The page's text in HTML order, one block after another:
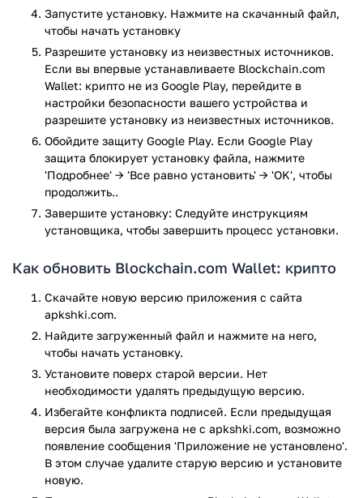
Также создатели приложения предлагают пользователю
удобный интерфейс и множество функций. Например,
можно мгновенно отправить биткоины или эфириумы в
любое место, так что не придется ждать несколько минут
или часов, чтобы отослать криптовалюту. При этом в
программе установлена понятная и легкая система
платежных запросов. Можно получить нужную
информацию в любое время. Разработчики предоставили
возможность обработки платежей, можно ими управлять и
просматривать статистику проведенных транзакций.
Приложение абсолютно бесплатное и работает с
мобильными девайсами на базе андроид, его можно найти
и скачать в общем доступе, не беспокоясь о внесении
Blockchain Wallet дает доступ к крупным рынкам по обмену
и покупке криптовалюты. Есть возможность проводить
нужные операции по покупке – продаже биткоинов в
несколько касаний, что облегчает использование
программы. Помимо этого, пользователь может обменивать
одну криптовалюту на другую. Например, перевести из
биткоина на эфириум, это будет полезно тем, кто часто
основной платежной системы. Программа показывает
актуальную информационную сводку о курсе цифровой
валюты, которая обновляется каждый день.
Дополнительные характеристики
Запустите установку. Нажмите на скачанный файл,
чтобы начать установку
Разрешите установку из неизвестных источников.
Если вы впервые устанавливаете Blockchain.com
Wallet: крипто не из Google Play, перейдите в
настройки безопасности вашего устройства и
разрешите установку из неизвестных источников.
Обойдите защиту Google Play. Если Google Play
защита блокирует установку файла, нажмите
'Подробнее' → 'Все равно установить' → 'OK', чтобы
продолжить..
Завершите установку: Следуйте инструкциям
установщика, чтобы завершить процесс установки.
Как обновить Blockchain.com Wallet: крипто
Скачайте новую версию приложения с сайта
apkshki.com.
Найдите загруженный файл и нажмите на него,
чтобы начать установку.
Установите поверх старой версии. Нет
необходимости удалять предыдущую версию.
Избегайте конфликта подписей. Если предыдущая
версия была загружена не с apkshki.com, возможно
появление сообщения 'Приложение не установлено'.
В этом случае удалите старую версию и установите
новую.